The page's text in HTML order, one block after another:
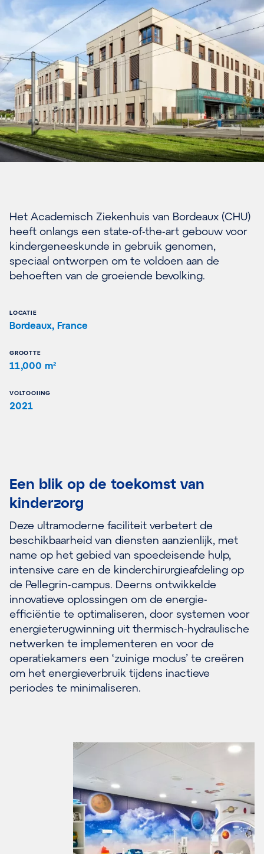
Het Academisch Ziekenhuis van Bordeaux (CHU)
heeft onlangs een state-of-the-art gebouw voor
kindergeneeskunde in gebruik genomen,
speciaal ontworpen om te voldoen aan de
behoeften van de groeiende bevolking.
LOCATIE
Bordeaux, France
GROOTTE
11,000 m²
VOLTOOIING
2021
Een blik op de toekomst van
kinderzorg
Deze ultramoderne faciliteit verbetert de
beschikbaarheid van diensten aanzienlijk, met
name op het gebied van spoedeisende hulp,
intensive care en de kinderchirurgieafdeling op
de Pellegrin-campus. Deerns ontwikkelde
innovatieve oplossingen om de energie-
efficiëntie te optimaliseren, door systemen voor
energieterugwinning uit thermisch-hydraulische
netwerken te implementeren en voor de
operatiekamers een ‘zuinige modus’ te creëren
om het energieverbruik tijdens inactieve
periodes te minimaliseren.